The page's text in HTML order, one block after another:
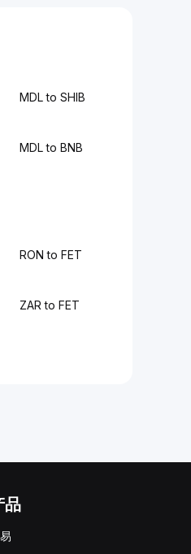
MDL to SHIB
MDL to BNB
RON to FET
ZAR to FET
品